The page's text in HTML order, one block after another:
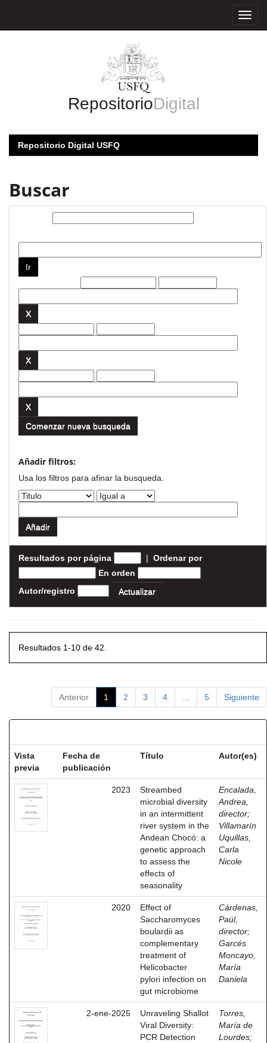
RepositorioDigital
Repositorio Digital USFQ
Buscar
Comenzar nueva busqueda
Añadir filtros:
Usa los filtros para afinar la busqueda.
Resultados por página | Ordenar por
En orden
Autor/registro
Resultados 1-10 de 42.
Anterior 1 2 3 4 5 Siguiente
Vista
previa
Fecha de
publicación
Título Autor(es)
2023
Streambed
microbial diversity
in an intermittent
river system in the
Andean Chocó: a
genetic approach
to assess the
effects of
seasonality
Encalada,
Andrea,
director;
Villamarín
Uquillas,
Carla
Nicole
2020
Effect of
Saccharomyces
boulardii as
complementary
treatment of
Helicobacter
pylori infection on
gut microbiome
Cárdenas,
Paúl,
director;
Garcés
Moncayo,
María
Daniela
2-ene-2025
Unraveling Shallot
Viral Diversity:
PCR Detection
Torres,
María de
Lourdes;